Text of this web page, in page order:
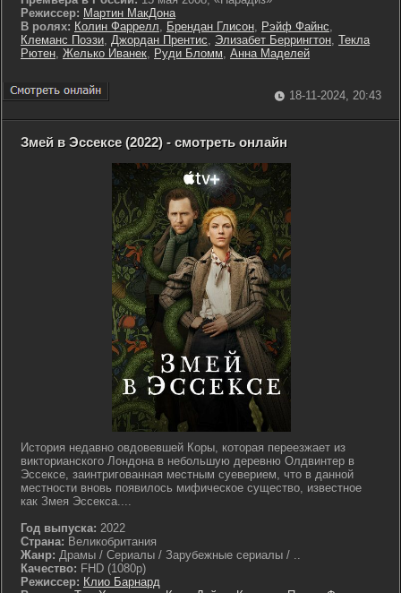
Режиссер: Мартин МакДона
В ролях: Колин Фаррелл, Брендан Глисон, Рэйф Файнс,
Клеманс Поэзи, Джордан Прентис, Элизабет Беррингтон, Текла
Рютен, Желько Иванек, Руди Бломм, Анна Маделей
18-11-2024, 20:43
Змей в Эссексе (2022) - смотреть онлайн
История недавно овдовевшей Коры, которая переезжает из
викторианского Лондона в небольшую деревню Олдвинтер в
Эссексе, заинтригованная местным суеверием, что в данной
местности вновь появилось мифическое существо, известное
как Змея Эссекса....
Год выпуска: 2022
Страна: Великобритания
Жанр: Драмы / Сериалы / Зарубежные сериалы / ..
Качество: FHD (1080p)
Режиссер: Клио Барнард